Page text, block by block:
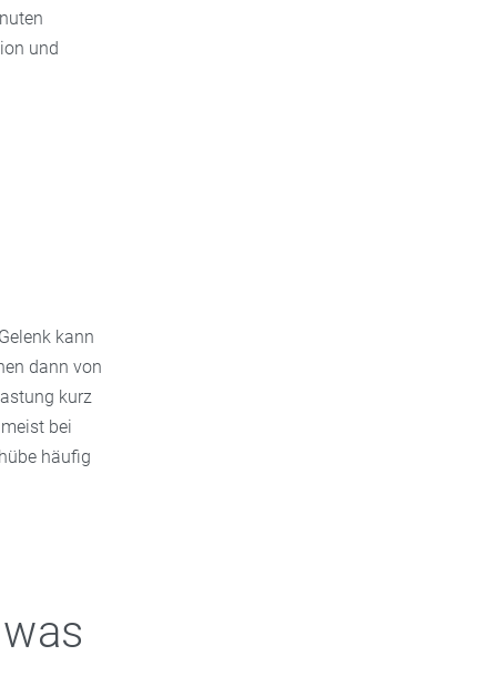
und
kann
dann von
kurz
bei
häufig